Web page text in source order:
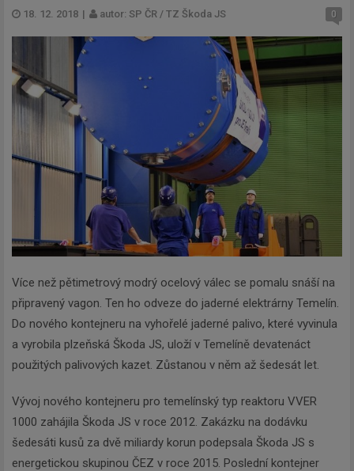
18. 12. 2018 | autor: SP ČR / TZ Škoda JS 0
Více než pětimetrový modrý ocelový válec se pomalu snáší na
připravený vagon. Ten ho odveze do jaderné elektrárny Temelín.
Do nového kontejneru na vyhořelé jaderné palivo, které vyvinula
a vyrobila plzeňská Škoda JS, uloží v Temelíně devatenáct
použitých palivových kazet. Zůstanou v něm až šedesát let.
Vývoj nového kontejneru pro temelínský typ reaktoru VVER
1000 zahájila Škoda JS v roce 2012. Zakázku na dodávku
šedesáti kusů za dvě miliardy korun podepsala Škoda JS s
energetickou skupinou ČEZ v roce 2015. Poslední kontejner